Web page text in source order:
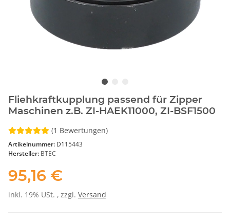
Fliehkraftkupplung passend für Zipper
Maschinen z.B. ZI-HAEK11000, ZI-BSF1500
(1 Bewertungen)
Artikelnummer: D115443
Hersteller: BTEC
95,16 €
inkl. 19% USt. , zzgl. Versand